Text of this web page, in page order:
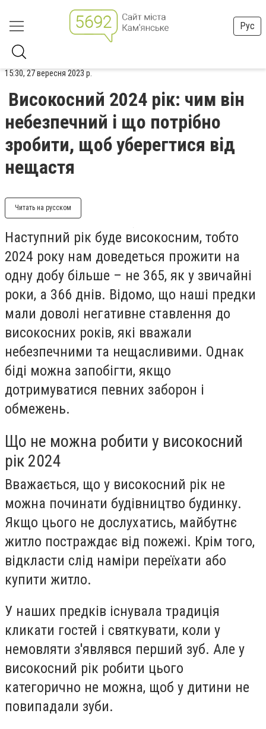
Рус
15:30, 27 вересня 2023 р.
Високосний 2024 рік: чим він
небезпечний і що потрібно
зробити, щоб уберегтися від
нещастя
Читать на русском
Наступний рік буде високосним, тобто
2024 року нам доведеться прожити на
одну добу більше – не 365, як у звичайні
роки, а 366 днів. Відомо, що наші предки
мали доволі негативне ставлення до
високосних років, які вважали
небезпечними та нещасливими. Однак
біді можна запобігти, якщо
дотримуватися певних заборон і
обмежень.
Що не можна робити у високосний
рік 2024
Вважається, що у високосний рік не
можна починати будівництво будинку.
Якщо цього не дослухатись, майбутнє
житло постраждає від пожежі. Крім того,
відкласти слід наміри переїхати або
купити житло.
У наших предків існувала традиція
кликати гостей і святкувати, коли у
немовляти з'являвся перший зуб. Але у
високосний рік робити цього
категорично не можна, щоб у дитини не
повипадали зуби.